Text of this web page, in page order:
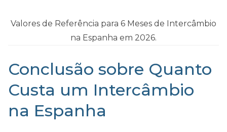
Valores de Referência para 6 Meses de Intercâmbio
na Espanha em 2026.
Conclusão sobre Quanto
Custa um Intercâmbio
na Espanha